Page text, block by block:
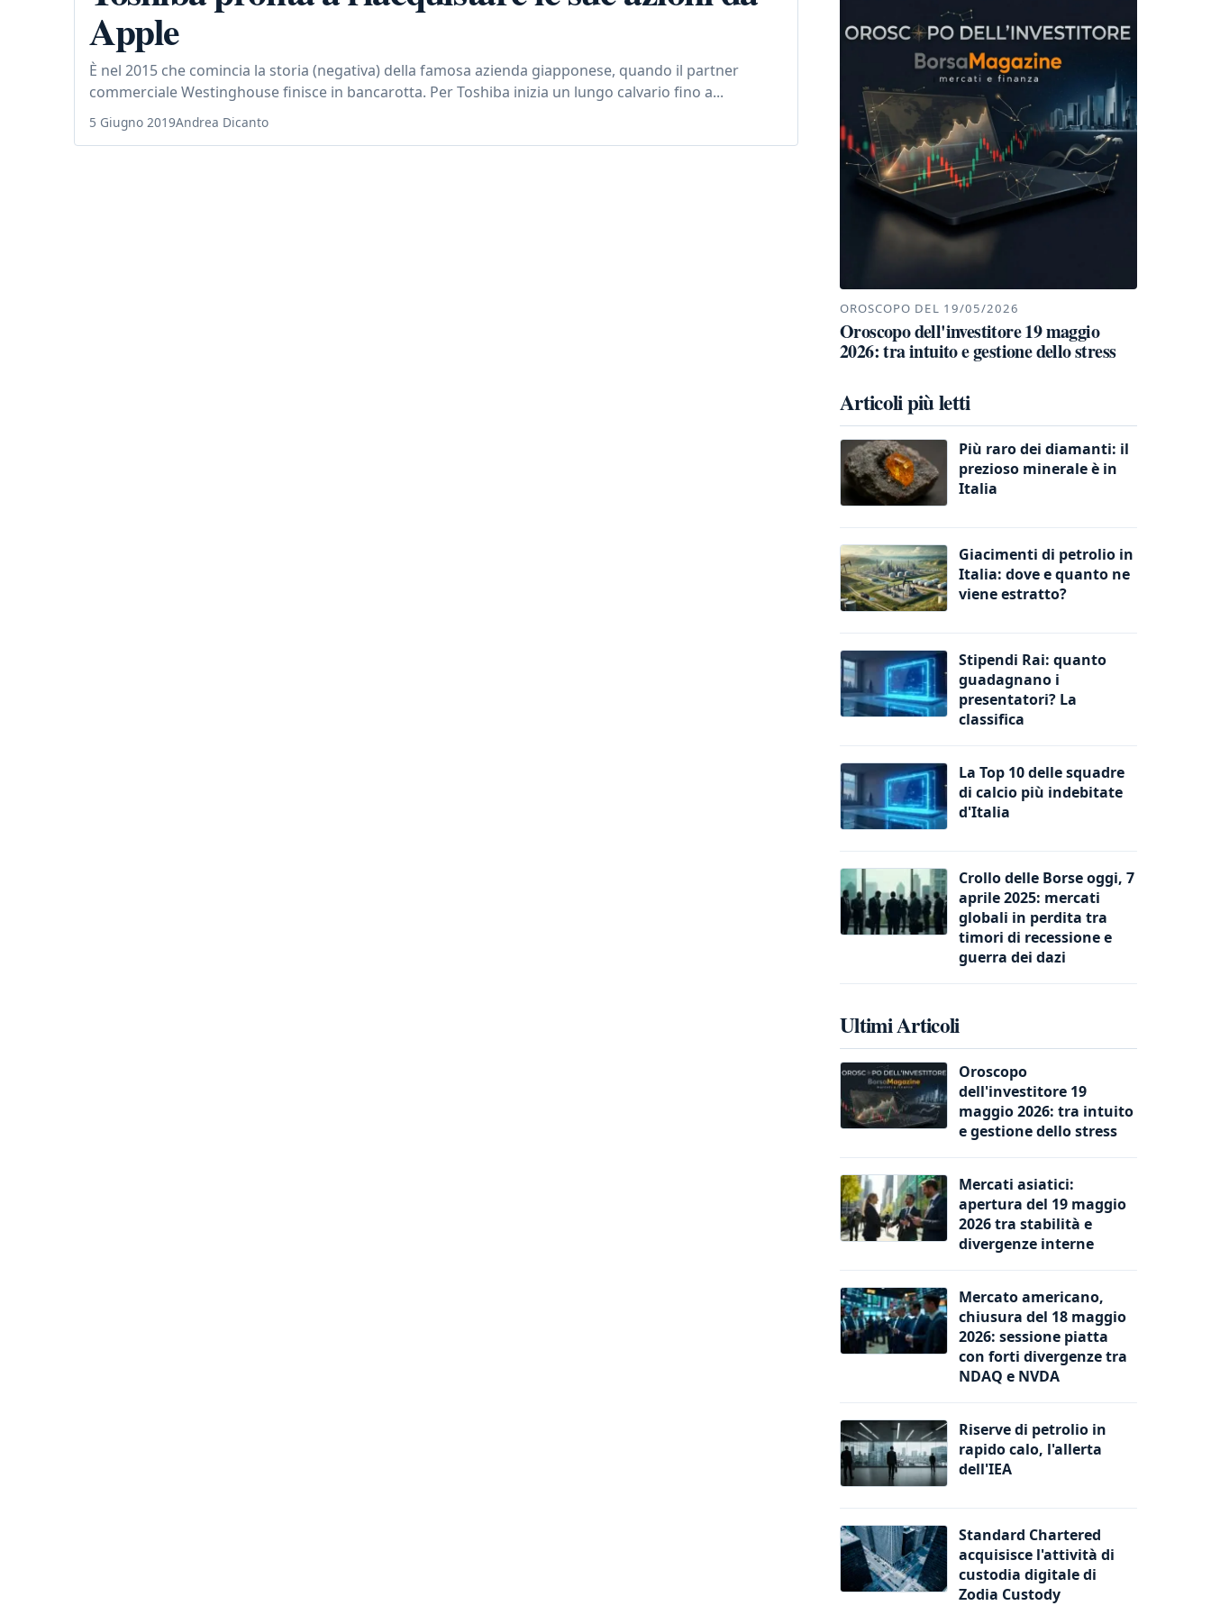
Apple
È nel 2015 che comincia la storia (negativa) della famosa azienda giapponese, quando il partner
commerciale Westinghouse finisce in bancarotta. Per Toshiba inizia un lungo calvario fino a...
5 Giugno 2019Andrea Dicanto
OROSCOPO DEL 19/05/2026
Oroscopo dell'investitore 19 maggio
2026: tra intuito e gestione dello stress
Articoli più letti
Più raro dei diamanti: il
prezioso minerale è in
Italia
Giacimenti di petrolio in
Italia: dove e quanto ne
viene estratto?
Stipendi Rai: quanto
guadagnano i
presentatori? La
classifica
La Top 10 delle squadre
di calcio più indebitate
d'Italia
Crollo delle Borse oggi, 7
aprile 2025: mercati
globali in perdita tra
timori di recessione e
guerra dei dazi
Ultimi Articoli
Oroscopo
dell'investitore 19
maggio 2026: tra intuito
e gestione dello stress
Mercati asiatici:
apertura del 19 maggio
2026 tra stabilità e
divergenze interne
Mercato americano,
chiusura del 18 maggio
2026: sessione piatta
con forti divergenze tra
NDAQ e NVDA
Riserve di petrolio in
rapido calo, l'allerta
dell'IEA
Standard Chartered
acquisisce l'attività di
custodia digitale di
Zodia Custody